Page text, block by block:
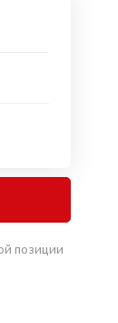
позиции